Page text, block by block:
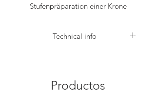
Stufenpräparation einer Krone
Technical info
Fremdmaterial und ermöglicht damit hohe
Haltbarkeit der Krone.
Productos